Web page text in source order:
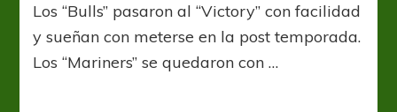
League:
Comandante
Derbyshire
Los “Bulls” pasaron al “Victory” con facilidad
y sueñan con meterse en la post temporada.
Los “Mariners” se quedaron con …